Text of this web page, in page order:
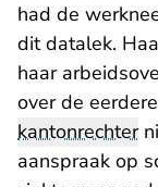
had de
dit datalek.
haar
over de
kantonrechter
aanspraak op